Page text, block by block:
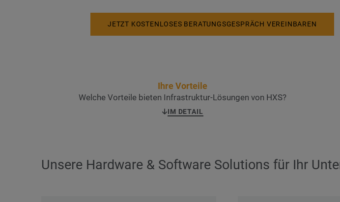
JETZT KOSTENLOSES BERATUNGSGESPRÄCH VEREINBAREN
Ihre Vorteile
Welche Vorteile bieten Infrastruktur-Lösungen von HXS?
IM DETAIL
Unsere Hardware & Software Solutions für Ihr